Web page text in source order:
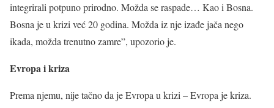
integrirali potpuno prirodno. Možda se raspade… Kao i Bosna.
Bosna je u krizi već 20 godina. Možda iz nje izađe jača nego
ikada, možda trenutno zamre”, upozorio je.
Evropa i kriza
Prema njemu, nije tačno da je Evropa u krizi – Evropa je kriza.